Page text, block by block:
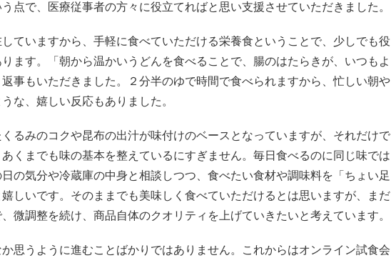
点で、医療従事者の方々に役立てればと思い支援させていただきました。
ていますから、手軽に食べていただける栄養食ということで、少しでも役
ます。「朝から温かいうどんを食べることで、腸のはたらきが、いつもよ
事もいただきました。２分半のゆで時間で食べられますから、忙しい朝や
な、嬉しい反応もありました。
くるみのコクや昆布の出汁が味付けのベースとなっていますが、それだけで
くまでも味の基本を整えているにすぎません。毎日食べるのに同じ味では
の気分や冷蔵庫の中身と相談しつつ、食べたい食材や調味料を「ちょい足
しいです。そのままでも美味しく食べていただけるとは思いますが、まだ
微調整を続け、商品自体のクオリティを上げていきたいと考えています。
思うように進むことばかりではありません。これからはオンライン試食会